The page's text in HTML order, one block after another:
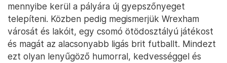
mennyibe kerül a pályára új gyepszőnyeget
telepíteni. Közben pedig megismerjük Wrexham
városát és lakóit, egy csomó ötödosztályú játékost
és magát az alacsonyabb ligás brit futballt. Mindezt
ezt olyan lenyűgöző humorral, kedvességgel és